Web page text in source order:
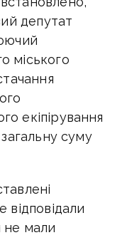
депутат
міського
екіпірування
суму
відповідали
не мали